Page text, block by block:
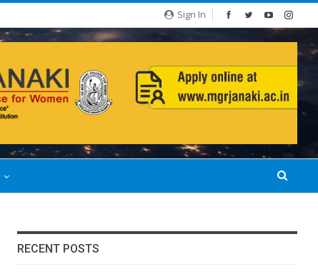
Sign In
RECENT POSTS